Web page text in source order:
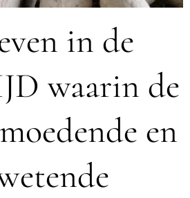
in de
waarin de
en